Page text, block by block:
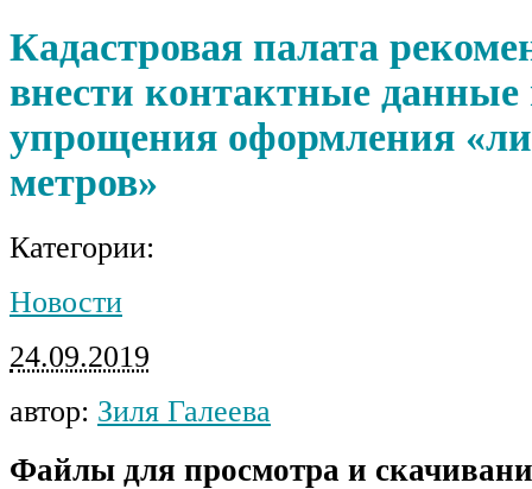
Кадастровая палата
внести контактные
упрощения оформления
метров»
Категории:
Новости
24.09.2019
автор: Зиля Галеева
Файлы для просмотра и